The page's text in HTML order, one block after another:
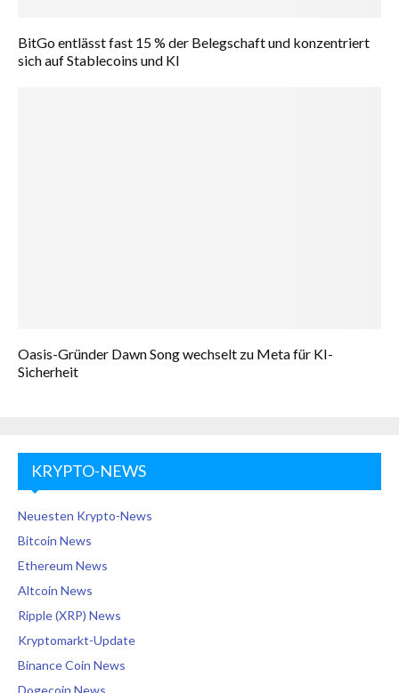
BitGo entlässt fast 15 % der Belegschaft und konzentriert
sich auf Stablecoins und KI
Oasis-Gründer Dawn Song wechselt zu Meta für KI-
Sicherheit
KRYPTO-NEWS
Neuesten Krypto-News
Bitcoin News
Ethereum News
Altcoin News
Ripple (XRP) News
Kryptomarkt-Update
Binance Coin News
Dogecoin News